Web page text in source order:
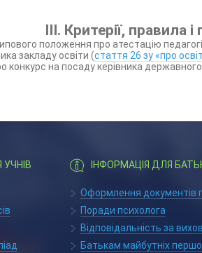
ІІІ. Критерії,
положення про атестацію
закладу освіти (стаття 26 зу «про
на посаду керівника
УЧНІВ ІНФОРМАЦІЯ ДЛЯ
Оформлення документів
Поради психолога
Відповідальність за
Батькам майбутніх